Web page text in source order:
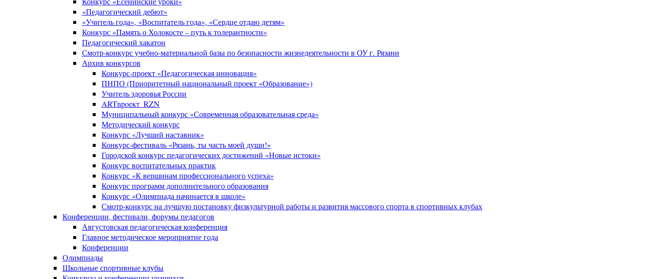
«Педагогический дебют»
«Учитель года», «Воспитатель года», «Сердце отдаю детям»
Конкурс «Память о Холокосте – путь к толерантности»
Педагогический хакатон
Смотр-конкурс учебно-материальной базы по безопасности жизнедеятельности в ОУ г. Рязани
Архив конкурсов
Конкурс-проект «Педагогическая инновация»
ПНПО (Приоритетный национальный проект «Образование»)
Учитель здоровья России
ARTnpoeкт_RZN
Муниципальный конкурс «Современная образовательная среда»
Методический конкурс
Конкурс «Лучший наставник»
Конкурс-фестиваль «Рязань, ты часть моей души!»
Городской конкурс педагогических достижений «Новые истоки»
Конкурс воспитательных практик
Конкурс «К вершинам профессионального успеха»
Конкурс программ дополнительного образования
Конкурс «Олимпиада начинается в школе»
Смотр-конкурс на лучшую постановку физкультурной работы и развития массового спорта в спортивных клубах
Конференции, фестивали, форумы педагогов
Августовская педагогическая конференция
Главное методическое мероприятие года
Конференции
Олимпиады
Школьные спортивные клубы